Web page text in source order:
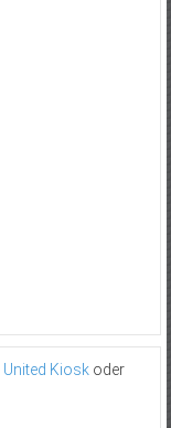
United Kioskoder